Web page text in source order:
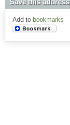
Save this address
Add to bookmarks